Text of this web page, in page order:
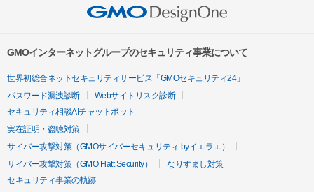
GMOインターネットグループのセキュリティ事業について
世界初総合ネットセキュリティサービス「GMOセキュリティ24」
パスワード漏洩診断
Webサイトリスク診断
セキュリティ相談AIチャットボット
実在証明・盗聴対策
サイバー攻撃対策（GMOサイバーセキュリティ byイエラエ）
サイバー攻撃対策（GMO Flatt Security）
なりすまし対策
セキュリティ事業の軌跡